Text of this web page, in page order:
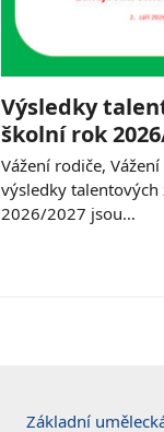
Výsledky
školní rok
Vážení rodiče,
výsledky
2026/2027 jsou…
Základní